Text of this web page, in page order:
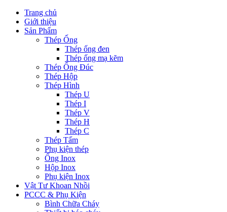
Trang chủ
Giới thiệu
Sản Phẩm
Thép Ống
Thép ống đen
Thép ống mạ kẽm
Thép Ống Đúc
Thép Hộp
Thép Hình
Thép U
Thép I
Thép V
Thép H
Thép C
Thép Tấm
Phụ kiện thép
Ống Inox
Hộp Inox
Phụ kiện Inox
Vật Tư Khoan Nhồi
PCCC & Phụ Kiện
Bình Chữa Cháy